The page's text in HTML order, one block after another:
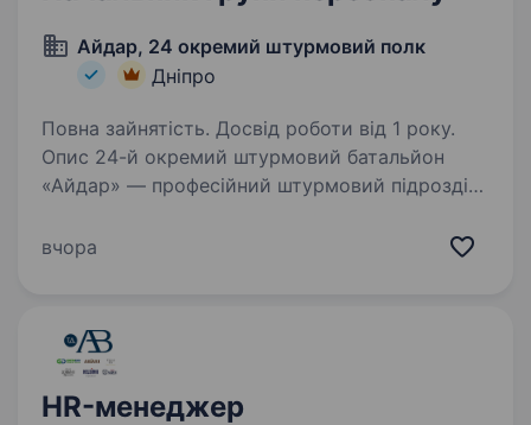
Айдар, 24 окремий штурмовий полк
Дніпро
Повна зайнятість. Досвід роботи від 1 року.
Опис 24-й окремий штурмовий батальйон
«Айдар» — професійний штурмовий підрозділ,
році, був загартований в боях за схід України
вчора
HR-менеджер